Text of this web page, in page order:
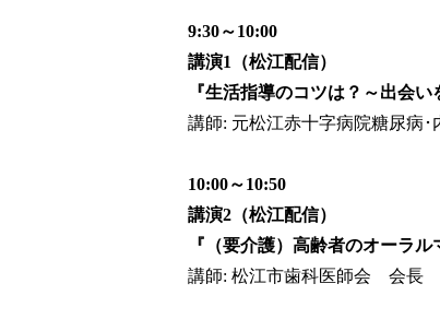
9:30～10:00
講演1（松江配信）
『生活指導のコツは？～出会い
講師: 元松江赤十字病院糖尿
10:00～10:50
講演2（松江配信）
『（要介護）高齢者のオーラ
講師: 松江市歯科医師会 会